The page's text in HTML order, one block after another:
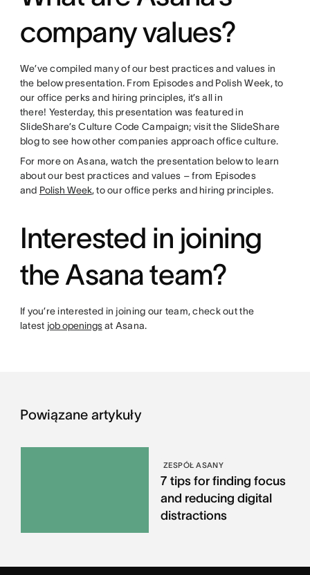
company values?
We’ve compiled many of our best practices and values in
the below presentation. From Episodes and Polish Week, to
our office perks and hiring principles, it’s all in
there! Yesterday, this presentation was featured in
SlideShare’s Culture Code Campaign; visit the SlideShare
blog to see how other companies approach office culture.
For more on Asana, watch the presentation below to learn
about our best practices and values – from Episodes
and Polish Week, to our office perks and hiring principles.
Interested in joining
the Asana team?
If you’re interested in joining our team, check out the
latest job openingsat Asana.
Powiązane artykuły
ZESPÓŁ ASANY
7 tips for finding focus
and reducing digital
distractions